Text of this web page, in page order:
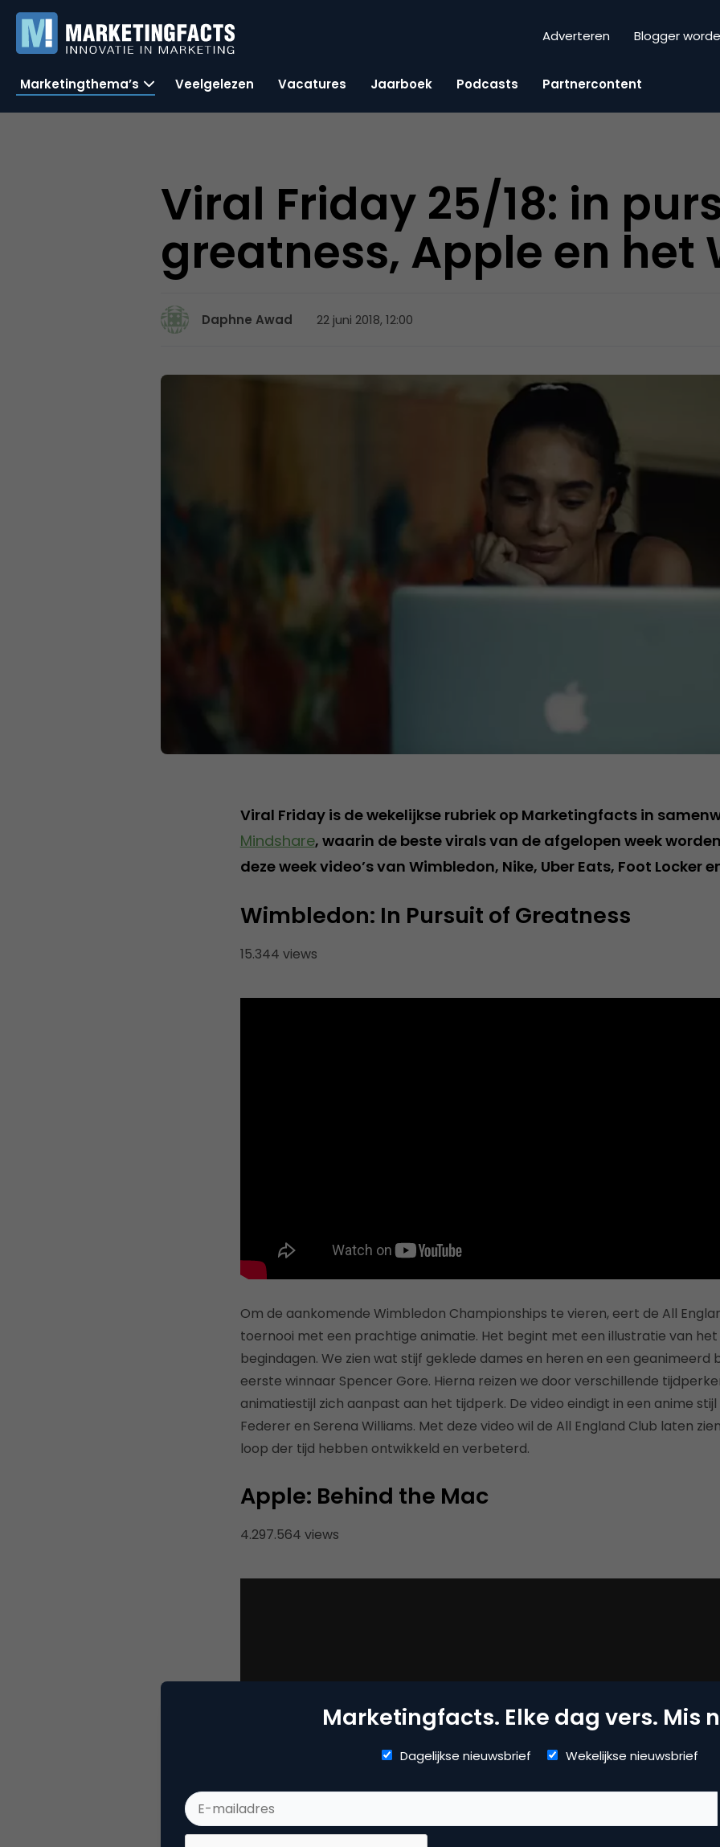
Adverteren Blogger
Marketingthema’s Veelgelezen Vacatures Jaarboek Podcasts Partnercontent
Viral Friday 25/18: in
greatness, Apple en het
Daphne Awad 22 juni 2018, 12:00
Viral Friday is de wekelijkse rubriek op Marketingfacts in
Mindshare, waarin de beste virals van de afgelopen week
deze week video’s van Wimbledon, Nike, Uber Eats, Foot Locker
Wimbledon: In Pursuit of Greatness
15.344 views
Om de aankomende Wimbledon Championships te vieren, eert de All
toernooi met een prachtige animatie. Het begint met een illustratie van het
begindagen. We zien wat stijf geklede dames en heren en een geanimeerd
eerste winnaar Spencer Gore. Hierna reizen we door verschillende
animatiestijl zich aanpast aan het tijdperk. De video eindigt in een anime
Federer en Serena Williams. Met deze video wil de All England Club laten
loop der tijd hebben ontwikkeld en verbeterd.
Apple: Behind the Mac
4.297.564 views
Marketingfacts. Elke dag vers. Mis
Dagelijkse nieuwsbrief Wekelijkse nieuwsbrief